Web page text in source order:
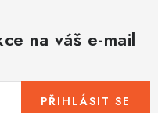
na váš e-mail
PŘIHLÁSIT SE